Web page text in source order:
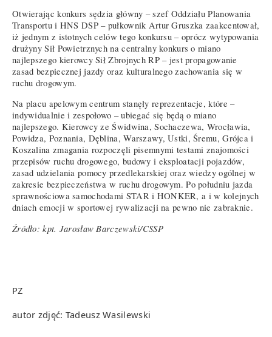
Otwierając konkurs sędzia główny – szef Oddziału Planowania
Transportu i HNS DSP – pułkownik Artur Gruszka zaakcentował,
iż jednym z istotnych celów tego konkursu – oprócz wytypowania
drużyny Sił Powietrznych na centralny konkurs o miano
najlepszego kierowcy Sił Zbrojnych RP – jest propagowanie
zasad bezpiecznej jazdy oraz kulturalnego zachowania się w
ruchu drogowym.
Na placu apelowym centrum stanęły reprezentacje, które –
indywidualnie i zespołowo – ubiegać się będą o miano
najlepszego. Kierowcy ze Świdwina, Sochaczewa, Wrocławia,
Powidza, Poznania, Dęblina, Warszawy, Ustki, Śremu, Grójca i
Koszalina zmagania rozpoczęli pisemnymi testami znajomości
przepisów ruchu drogowego, budowy i eksploatacji pojazdów,
zasad udzielania pomocy przedlekarskiej oraz wiedzy ogólnej w
zakresie bezpieczeństwa w ruchu drogowym. Po południu jazda
sprawnościowa samochodami STAR i HONKER, a i w kolejnych
dniach emocji w sportowej rywalizacji na pewno nie zabraknie.
Źródło: kpt. Jarosław Barczewski/CSSP
PZ
autor zdjęć: Tadeusz Wasilewski